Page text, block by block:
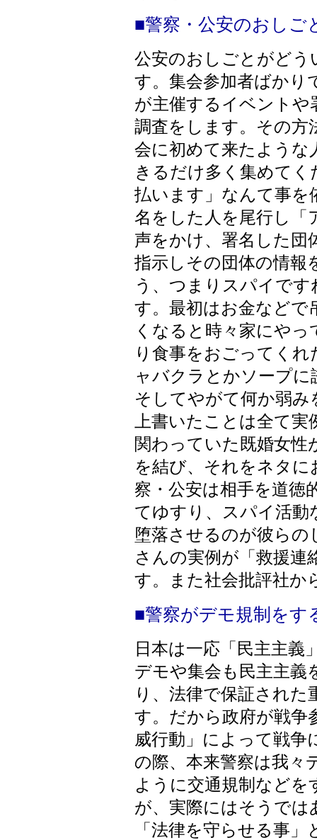
■警察・公安のおしご
公安のおしごとがど
す。集会参加者ばかり
が主催するイベントや
調査をします。その方
会に初めて来たような
きるだけ多く集めてく
払います」なんて事を
名をした人を尾行し「
声をかけ、署名した団
指示しその団体の情報
う、つまりスパイで
す。最初はお金などで
くなると時々家にや
り食事をおごってく
ャバクラとかソープ
そしてやがて何か弱
上書いたことは全て
関わっていた既婚女性
を結び、それをネタ
察・公安は相手を道徳
てゆすり、スパイ活動
堕落させるのが彼ら
さんの実例が「救援連
す。また社会批評社か
■警察がデモ規制をす
日本は一応「民主主義
デモや集会も民主主義
り、法律で保証され
す。だから政府が戦争
威行動」によって戦争
の際、本来警察は我々
ように交通規制など
が、実際にはそうで
「法律を守らせる事